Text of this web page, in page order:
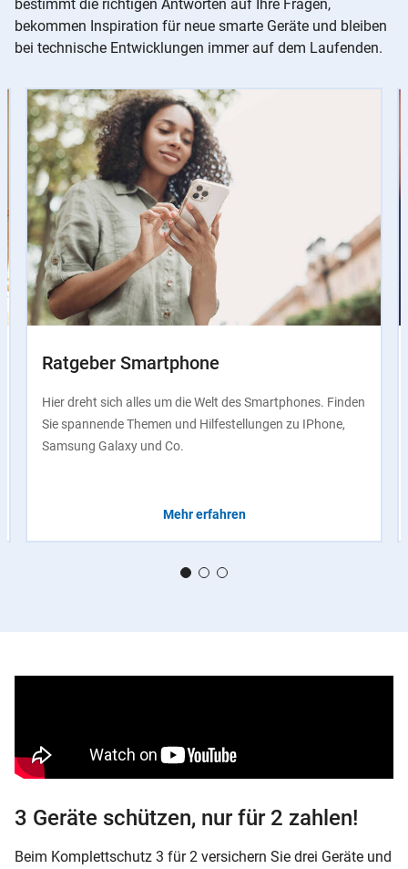
bestimmt die richtigen Antworten auf Ihre Fragen,
bekommen Inspiration für neue smarte Geräte und bleiben
bei technische Entwicklungen immer auf dem Laufenden.
Instructions
Ratgeber Smartphone
Hier dreht sich alles um die Welt des Smartphones. Finden
Sie spannende Themen und Hilfestellungen zu IPhone,
Samsung Galaxy und Co.
Mehr erfahren
3 Geräte schützen, nur für 2 zahlen!
Beim Komplettschutz 3 für 2 versichern Sie drei Geräte und